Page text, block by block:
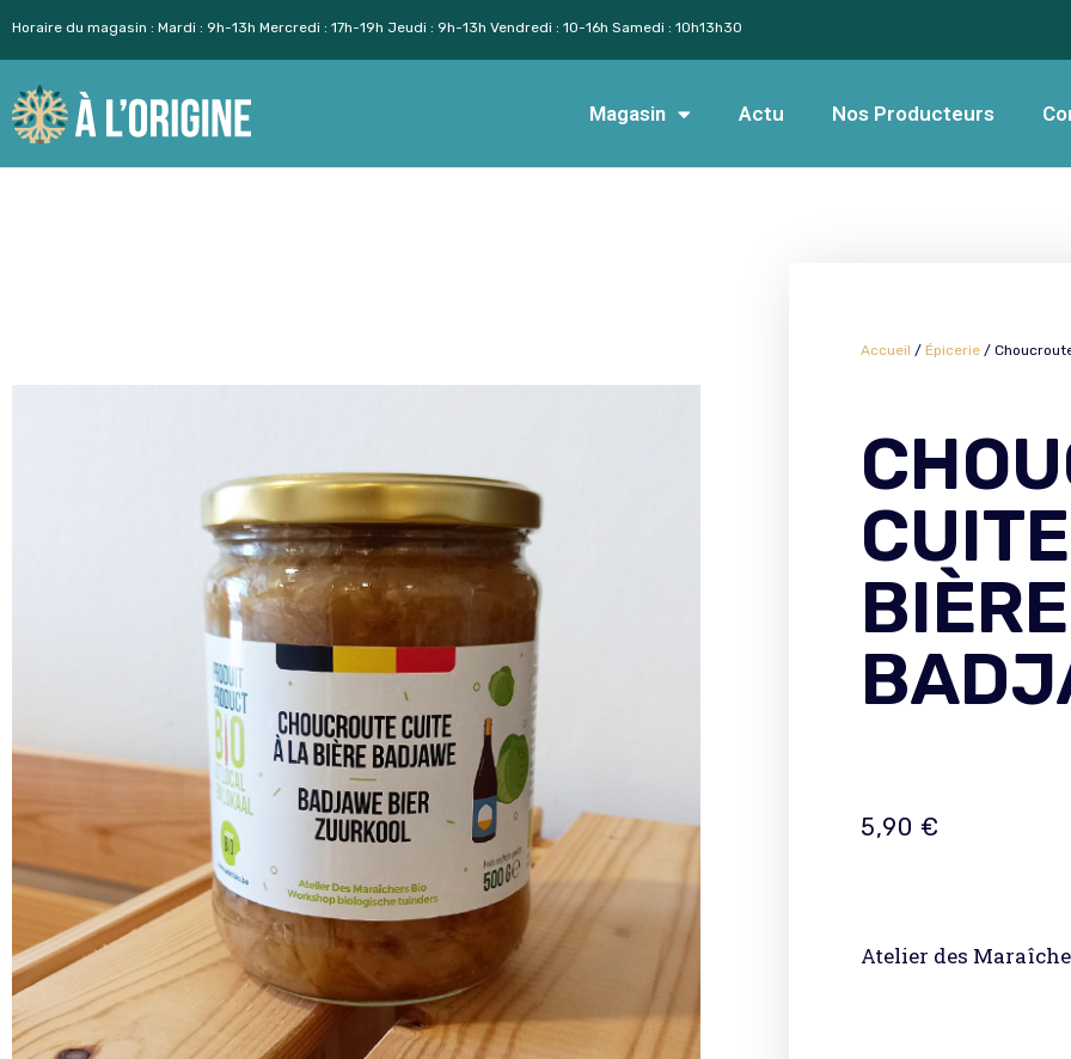
Aller
au
contenu
Horaire du magasin : Mardi : 9h-13h Mercredi : 17h-19h Jeudi : 9h-13h Vendredi : 10-16h Samedi : 10h13h30
Magasin Actu Nos Producteurs
Accueil / Épicerie /
BIÈRE
5,90 €
Atelier des